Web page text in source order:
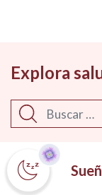
Main
Explora
Buscar